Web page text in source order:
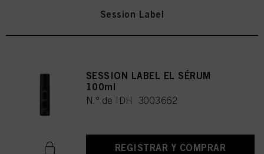
Session Label
SESSION LABEL EL SÉRUM
100ml
N.º de IDH 3003662
REGISTRAR Y COMPRAR